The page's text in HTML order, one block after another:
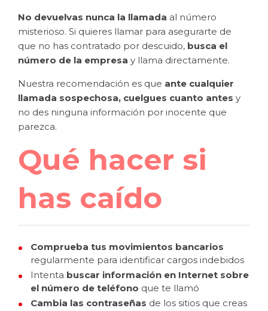
No devuelvas nunca la llamada al número
misterioso. Si quieres llamar para asegurarte de
que no has contratado por descuido, busca el
número de la empresa y llama directamente.
Nuestra recomendación es que ante cualquier
llamada sospechosa, cuelgues cuanto antes y
no des ninguna información por inocente que
parezca.
Qué hacer si
has caído
Comprueba tus movimientos bancarios
regularmente para identificar cargos indebidos
Intenta buscar información en Internet sobre
el número de teléfono que te llamó
Cambia las contraseñas de los sitios que creas